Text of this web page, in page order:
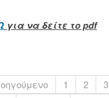
για να δείτε το pdf
1 2 3